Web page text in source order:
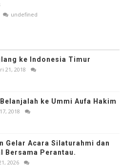
undefined
ke Indonesia Timur
21, 2018
ke Ummi Aufa Hakim
2018
Gelar Acara Silaturahmi dan
Bersama Perantau.
2026